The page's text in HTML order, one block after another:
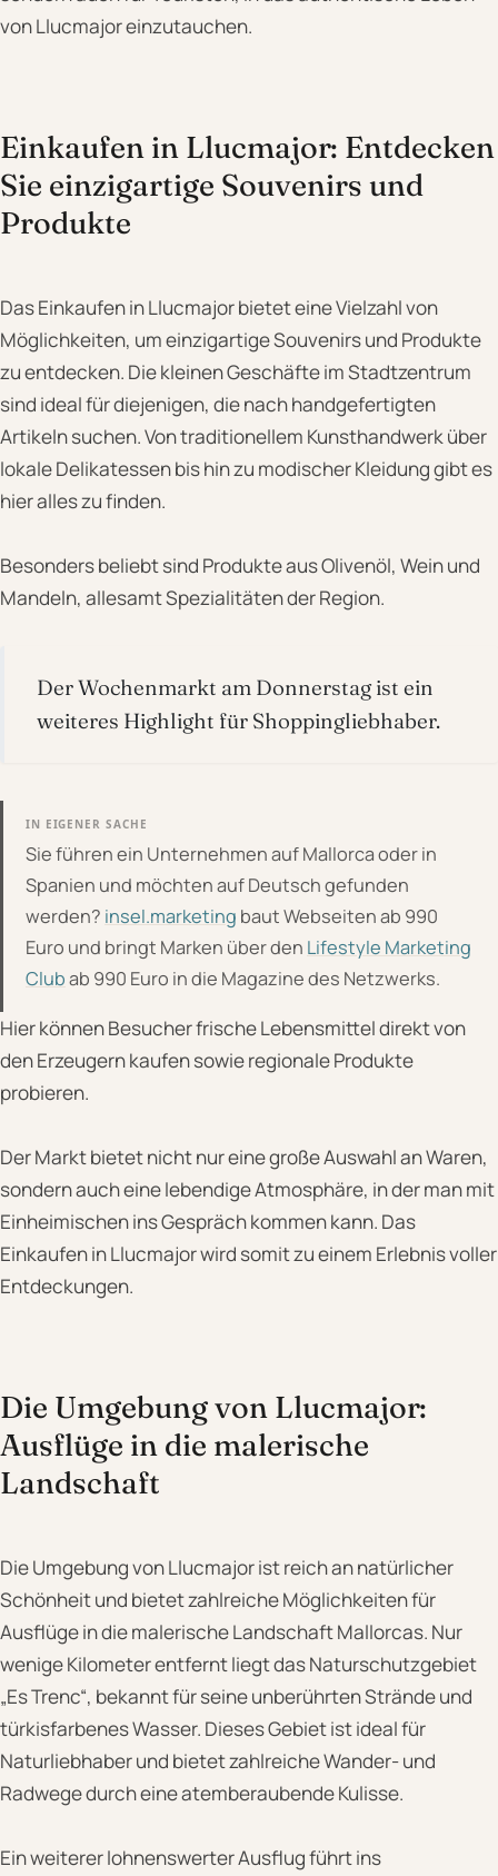
von Llucmajor einzutauchen.
Einkaufen in Llucmajor: Entdecken
Sie einzigartige Souvenirs und
Produkte
Das Einkaufen in Llucmajor bietet eine Vielzahl von
Möglichkeiten, um einzigartige Souvenirs und Produkte
zu entdecken. Die kleinen Geschäfte im Stadtzentrum
sind ideal für diejenigen, die nach handgefertigten
Artikeln suchen. Von traditionellem Kunsthandwerk über
lokale Delikatessen bis hin zu modischer Kleidung gibt es
hier alles zu finden.
Besonders beliebt sind Produkte aus Olivenöl, Wein und
Mandeln, allesamt Spezialitäten der Region.
Der Wochenmarkt am Donnerstag ist ein
weiteres Highlight für Shoppingliebhaber.
IN EIGENER SACHE
Sie führen ein Unternehmen auf Mallorca oder in
Spanien und möchten auf Deutsch gefunden
werden? insel.marketing baut Webseiten ab 990
Euro und bringt Marken über den Lifestyle Marketing
Clubab 990 Euro in die Magazine des Netzwerks.
Hier können Besucher frische Lebensmittel direkt von
den Erzeugern kaufen sowie regionale Produkte
probieren.
Der Markt bietet nicht nur eine große Auswahl an Waren,
sondern auch eine lebendige Atmosphäre, in der man mit
Einheimischen ins Gespräch kommen kann. Das
Einkaufen in Llucmajor wird somit zu einem Erlebnis voller
Entdeckungen.
Die Umgebung von Llucmajor:
Ausflüge in die malerische
Landschaft
Die Umgebung von Llucmajor ist reich an natürlicher
Schönheit und bietet zahlreiche Möglichkeiten für
Ausflüge in die malerische Landschaft Mallorcas. Nur
wenige Kilometer entfernt liegt das Naturschutzgebiet
„Es Trenc“, bekannt für seine unberührten Strände und
türkisfarbenes Wasser. Dieses Gebiet ist ideal für
Naturliebhaber und bietet zahlreiche Wander- und
Radwege durch eine atemberaubende Kulisse.
Ein weiterer lohnenswerter Ausflug führt ins